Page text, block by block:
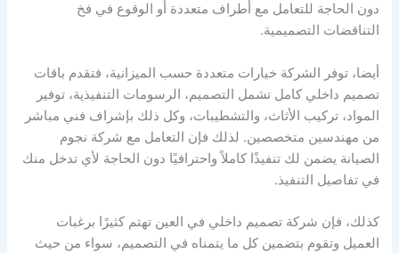
دون الحاجة للتعامل مع أطراف متعددة أو الوقوع في فخ
التناقضات التصميمية.
أيضا، توفر الشركة خيارات متعددة حسب الميزانية، فتقدم باقات
تصميم داخلي كامل تشمل التصميم، الرسومات التنفيذية، توفير
المواد، تركيب الأثاث، والتشطيبات، وكل ذلك بإشراف فني مباشر
من مهندسين متخصصين. لذلك فإن التعامل مع شركة نجوم
الصيانة يضمن لك تنفيذًا كاملاً واحترافيًا دون الحاجة لأي تدخل منك
في تفاصيل التنفيذ.
كذلك، فإن شركة تصميم داخلي في العين تهتم كثيرًا برغبات
العميل وتقوم بتضمين كل ما يتمناه في التصميم، سواء من حيث